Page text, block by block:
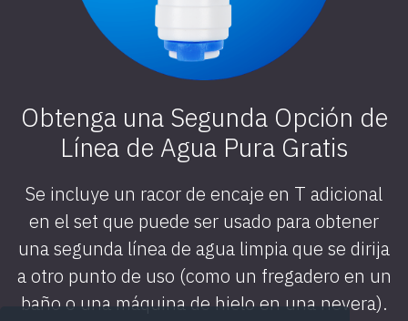
Obtenga una Segunda Opción de
Línea de Agua Pura Gratis
Se incluye un racor de encaje en T adicional
en el set que puede ser usado para obtener
una segunda línea de agua limpia que se dirija
a otro punto de uso (como un fregadero en un
baño o una máquina de hielo en una nevera).